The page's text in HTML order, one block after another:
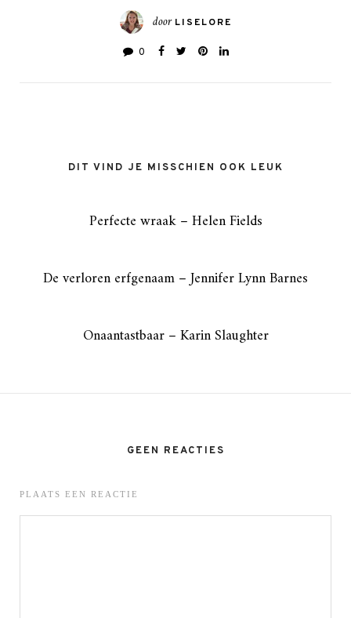
door LISELORE
0
DIT VIND JE MISSCHIEN OOK LEUK
Perfecte wraak – Helen Fields
De verloren erfgenaam – Jennifer Lynn Barnes
Onaantastbaar – Karin Slaughter
GEEN REACTIES
PLAATS EEN REACTIE